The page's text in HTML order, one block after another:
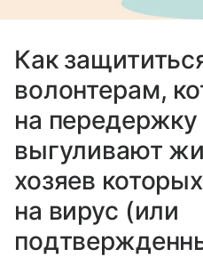
Как
волонтерам,
на
выгуливают
хозяев
на вирус (или